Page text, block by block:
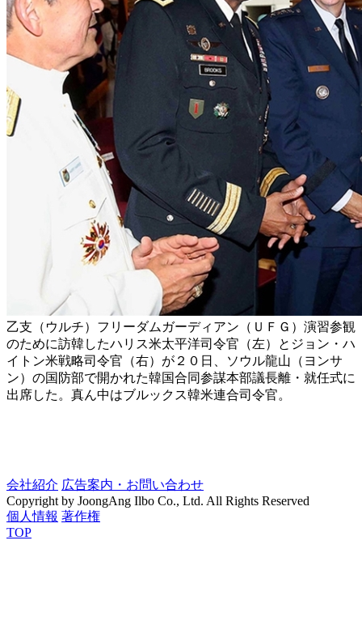
乙支（ウルチ）フリーダムガーディアン（ＵＦＧ）演習参観
のために訪韓したハリス米太平洋司令官（左）とジョン・ハ
イトン米戦略司令官（右）が２０日、ソウル龍山（ヨンサ
ン）の国防部で開かれた韓国合同参謀本部議長離・就任式に
出席した。真ん中はブルックス韓米連合司令官。
会社紹介 広告案内・お問い合わせ
Copyright by JoongAng Ilbo Co., Ltd. All Rights Reserved
個人情報 著作権
TOP